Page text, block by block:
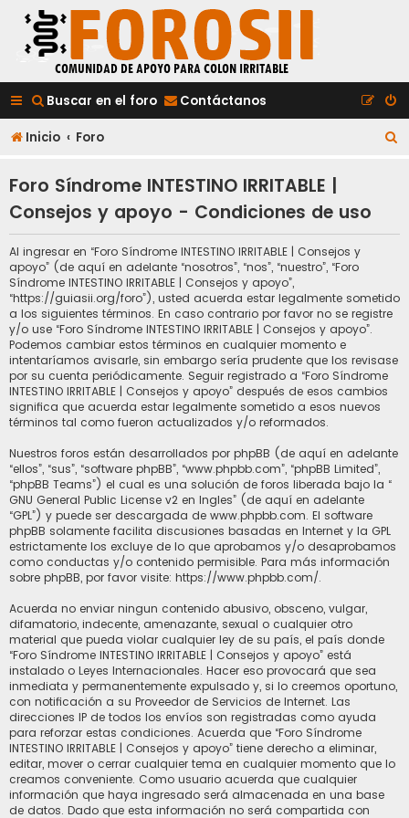
Buscar en el foro Contáctanos
Inicio Foro
Foro Síndrome INTESTINO IRRITABLE |
Consejos y apoyo - Condiciones de uso
Al ingresar en “Foro Síndrome INTESTINO IRRITABLE | Consejos y
apoyo” (de aquí en adelante “nosotros”, “nos”, “nuestro”, “Foro
Síndrome INTESTINO IRRITABLE | Consejos y apoyo”,
“https://guiasii.org/foro”), usted acuerda estar legalmente sometido
a los siguientes términos. En caso contrario por favor no se registre
y/o use “Foro Síndrome INTESTINO IRRITABLE | Consejos y apoyo”.
Podemos cambiar estos términos en cualquier momento e
intentaríamos avisarle, sin embargo sería prudente que los revisase
por su cuenta periódicamente. Seguir registrado a “Foro Síndrome
INTESTINO IRRITABLE | Consejos y apoyo” después de esos cambios
significa que acuerda estar legalmente sometido a esos nuevos
términos tal como fueron actualizados y/o reformados.
Nuestros foros están desarrollados por phpBB (de aquí en adelante
“ellos”, “sus”, “software phpBB”, “www.phpbb.com”, “phpBB Limited”,
“phpBB Teams”) el cual es una solución de foros liberada bajo la “
GNU General Public License v2 en Ingles” (de aquí en adelante
“GPL”) y puede ser descargada de www.phpbb.com. El software
phpBB solamente facilita discusiones basadas en Internet y la GPL
estrictamente los excluye de lo que aprobamos y/o desaprobamos
como conductas y/o contenido permisible. Para más información
sobre phpBB, por favor visite: https://www.phpbb.com/.
Acuerda no enviar ningun contenido abusivo, obsceno, vulgar,
difamatorio, indecente, amenazante, sexual o cualquier otro
material que pueda violar cualquier ley de su país, el país donde
“Foro Síndrome INTESTINO IRRITABLE | Consejos y apoyo” está
instalado o Leyes Internacionales. Hacer eso provocará que sea
inmediata y permanentemente expulsado y, si lo creemos oportuno,
con notificación a su Proveedor de Servicios de Internet. Las
direcciones IP de todos los envíos son registradas como ayuda
para reforzar estas condiciones. Acuerda que “Foro Síndrome
INTESTINO IRRITABLE | Consejos y apoyo” tiene derecho a eliminar,
editar, mover o cerrar cualquier tema en cualquier momento que lo
creamos conveniente. Como usuario acuerda que cualquier
información que haya ingresado será almacenada en una base
de datos. Dado que esta información no será compartida con